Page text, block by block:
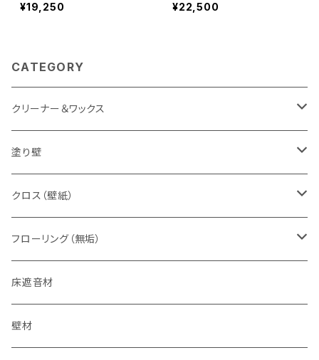
¥19,250
¥22,500
CATEGORY
クリーナー＆ワックス
すべての床用
無垢材専用
塗り壁
下地処理材
珪藻土塗り壁
特別な事情の追加用色粉
漆喰塗り壁
カオリンの壁
クロス（壁紙）
でんぷん糊
フローリング（無垢）
接着剤
床暖房用
床遮音材
壁材